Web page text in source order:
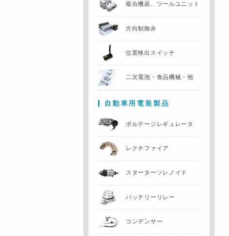
複合機器、 ツールユニット
方向制御弁
位置検出スイッチ
二次電池・食品機械・他
自動車用電装製品
ボルテージレギュレータ
レクチファイア
スターターソレノイド
バッテリーリレー
コンデンサー